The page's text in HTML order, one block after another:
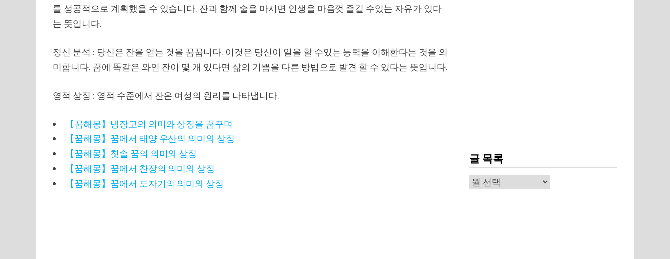
를 성공적으로 계획했을 수 있습니다. 잔과 함께 술을 마시면 인생을 마음껏 즐길 수있는 자유가 있다
는 뜻입니다.
정신 분석 : 당신은 잔을 얻는 것을 꿈꿉니다. 이것은 당신이 일을 할 수있는 능력을 이해한다는 것을 의
미합니다. 꿈에 똑같은 와인 잔이 몇 개 있다면 삶의 기쁨을 다른 방법으로 발견 할 수 있다는 뜻입니다.
영적 상징 : 영적 수준에서 잔은 여성의 원리를 나타냅니다.
【꿈해몽】냉장고의 의미와 상징을 꿈꾸며
【꿈해몽】꿈에서 태양 우산의 의미와 상징
【꿈해몽】칫솔 꿈의 의미와 상징
【꿈해몽】꿈에서 찬장의 의미와 상징
【꿈해몽】꿈에서 도자기의 의미와 상징
글 목록
글